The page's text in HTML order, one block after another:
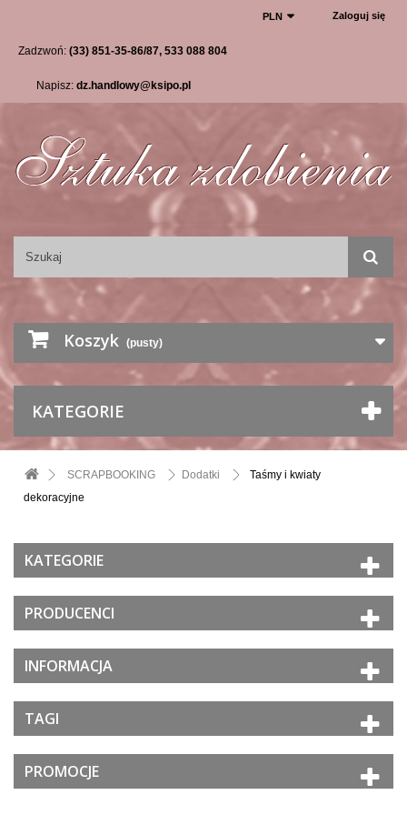
Zaloguj się
PLN
Zadzwoń: (33) 851-35-86/87, 533 088 804
Napisz: dz.handlowy@ksipo.pl
Koszyk (pusty)
KATEGORIE
SCRAPBOOKING Dodatki
Taśmy i kwiaty
dekoracyjne
KATEGORIE
PRODUCENCI
INFORMACJA
TAGI
PROMOCJE